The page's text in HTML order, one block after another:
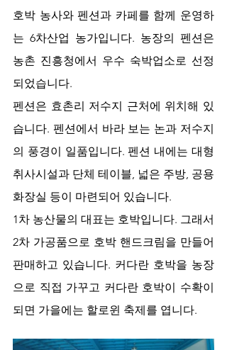
호박 농사와 펜션과 카페를 함께 운영하
는 6차산업 농가입니다. 농장의 펜션은
농촌 진흥청에서 우수 숙박업소로 선정
되었습니다.
펜션은 효촌리 저수지 근처에 위치해 있
습니다. 펜션에서 바라 보는 논과 저수지
의 풍경이 일품입니다. 펜션 내에는 대형
취사시설과 단체 테이블, 넓은 주방, 공용
화장실 등이 마련되어 있습니다.
1차 농산물의 대표는 호박입니다. 그래서
2차 가공품으로 호박 핸드크림을 만들어
판매하고 있습니다. 커다란 호박을 농장
으로 직접 가꾸고 커다란 호박이 수확이
되면 가을에는 할로윈 축제를 엽니다.